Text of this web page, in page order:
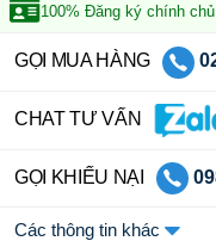
100% Đăng ký chính chủ
GỌI MUA HÀNG
CHAT TƯ VẤN
GỌI KHIẾU NẠI
Các thông tin khác